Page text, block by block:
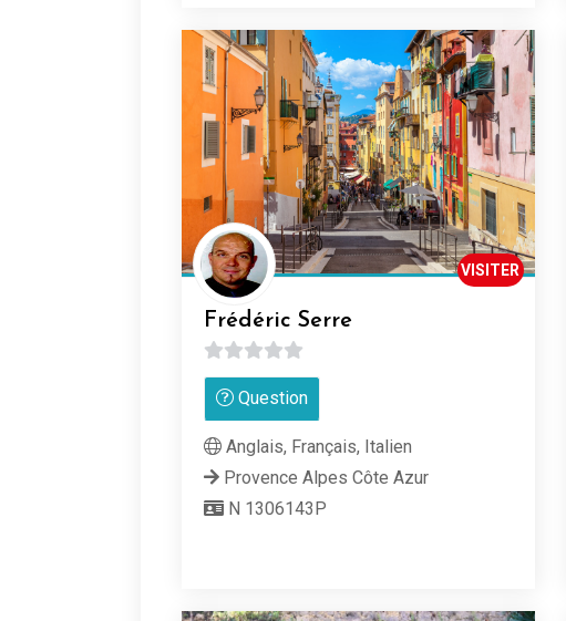
Frédéric Serre
0
sur Question
VISITER
Anglais, Français, Italien
Provence Alpes Côte Azur
N 1306143P